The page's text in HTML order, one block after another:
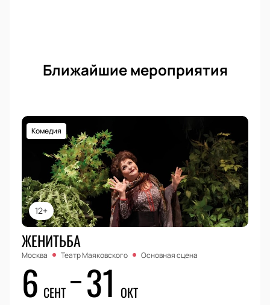
Ближайшие мероприятия
12+
Комедия
ЖЕНИТЬБА
Москва Театр Маяковского Основная сцена
6 СЕНТ 31 ОКТ